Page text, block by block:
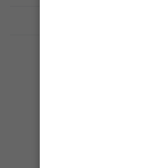
گیر آگاہی مہم!
کیسے خطرناک ثابت ہورہی ہے؟